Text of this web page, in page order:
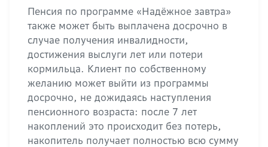
Пенсия по программе «Надёжное завтра»
также может быть выплачена досрочно в
случае получения инвалидности,
достижения выслуги лет или потери
кормильца. Клиент по собственному
желанию может выйти из программы
досрочно, не дожидаясь наступления
пенсионного возраста: после 7 лет
накоплений это происходит без потерь,
накопитель получает полностью всю сумму